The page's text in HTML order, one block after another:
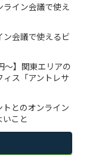
イン会議で使え
会議で使えるビ
〜】関東エリアの
ス「アントレサ
とのオンライン
こと